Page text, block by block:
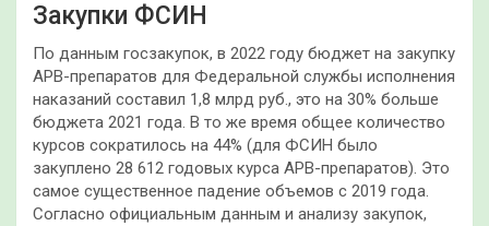
Закупки ФСИН
По данным госзакупок, в 2022 году бюджет на закупку
АРВ-препаратов для Федеральной службы исполнения
наказаний составил 1,8 млрд руб., это на 30% больше
бюджета 2021 года. В то же время общее количество
курсов сократилось на 44% (для ФСИН было
закуплено 28 612 годовых курса АРВ-препаратов). Это
самое существенное падение объемов с 2019 года.
Согласно официальным данным и анализу закупок,